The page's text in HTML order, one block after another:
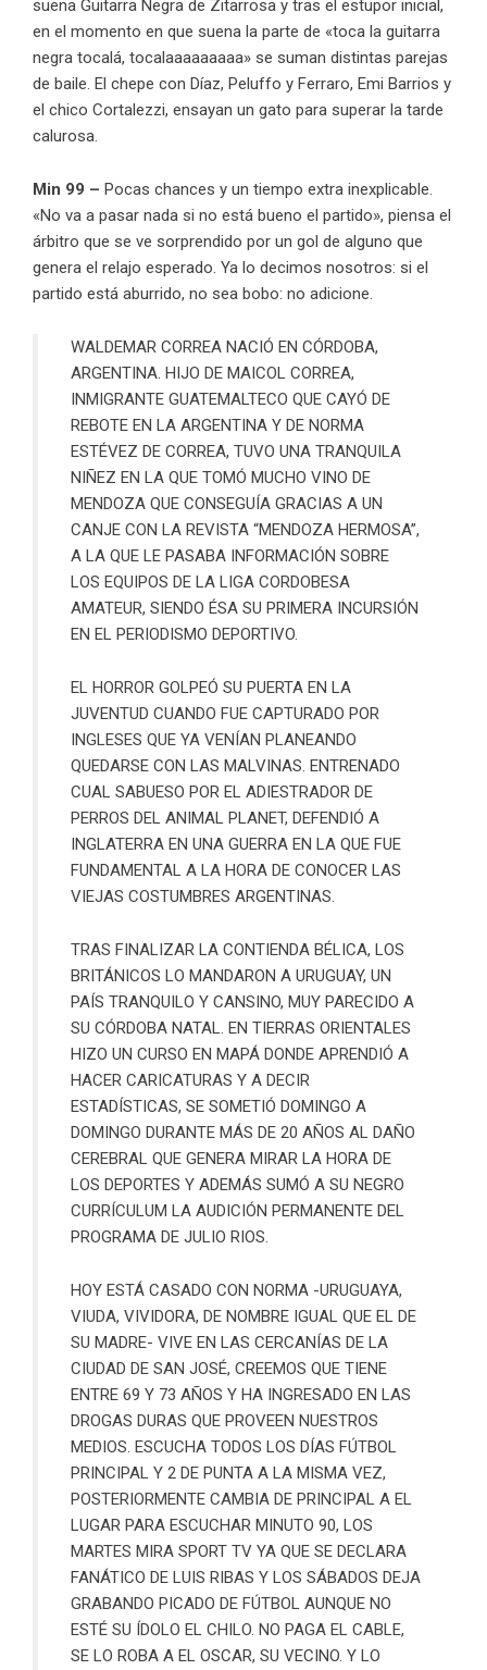
suena Guitarra Negra de Zitarrosa y tras el estupor inicial,
en el momento en que suena la parte de «toca la guitarra
negra tocalá, tocalaaaaaaaaa» se suman distintas parejas
de baile. El chepe con Díaz, Peluffo y Ferraro, Emi Barrios y
el chico Cortalezzi, ensayan un gato para superar la tarde
calurosa.
Min 99 – Pocas chances y un tiempo extra inexplicable.
«No va a pasar nada si no está bueno el partido», piensa el
árbitro que se ve sorprendido por un gol de alguno que
genera el relajo esperado. Ya lo decimos nosotros: si el
partido está aburrido, no sea bobo: no adicione.
WALDEMAR CORREA NACIÓ EN CÓRDOBA,
ARGENTINA. HIJO DE MAICOL CORREA,
INMIGRANTE GUATEMALTECO QUE CAYÓ DE
REBOTE EN LA ARGENTINA Y DE NORMA
ESTÉVEZ DE CORREA, TUVO UNA TRANQUILA
NIÑEZ EN LA QUE TOMÓ MUCHO VINO DE
MENDOZA QUE CONSEGUÍA GRACIAS A UN
CANJE CON LA REVISTA “MENDOZA HERMOSA”,
A LA QUE LE PASABA INFORMACIÓN SOBRE
LOS EQUIPOS DE LA LIGA CORDOBESA
AMATEUR, SIENDO ÉSA SU PRIMERA INCURSIÓN
EN EL PERIODISMO DEPORTIVO.
EL HORROR GOLPEÓ SU PUERTA EN LA
JUVENTUD CUANDO FUE CAPTURADO POR
INGLESES QUE YA VENÍAN PLANEANDO
QUEDARSE CON LAS MALVINAS. ENTRENADO
CUAL SABUESO POR EL ADIESTRADOR DE
PERROS DEL ANIMAL PLANET, DEFENDIÓ A
INGLATERRA EN UNA GUERRA EN LA QUE FUE
FUNDAMENTAL A LA HORA DE CONOCER LAS
VIEJAS COSTUMBRES ARGENTINAS.
TRAS FINALIZAR LA CONTIENDA BÉLICA, LOS
BRITÁNICOS LO MANDARON A URUGUAY, UN
PAÍS TRANQUILO Y CANSINO, MUY PARECIDO A
SU CÓRDOBA NATAL. EN TIERRAS ORIENTALES
HIZO UN CURSO EN MAPÁ DONDE APRENDIÓ A
HACER CARICATURAS Y A DECIR
ESTADÍSTICAS, SE SOMETIÓ DOMINGO A
DOMINGO DURANTE MÁS DE 20 AÑOS AL DAÑO
CEREBRAL QUE GENERA MIRAR LA HORA DE
LOS DEPORTES Y ADEMÁS SUMÓ A SU NEGRO
CURRÍCULUM LA AUDICIÓN PERMANENTE DEL
PROGRAMA DE JULIO RIOS.
HOY ESTÁ CASADO CON NORMA -URUGUAYA,
VIUDA, VIVIDORA, DE NOMBRE IGUAL QUE EL DE
SU MADRE- VIVE EN LAS CERCANÍAS DE LA
CIUDAD DE SAN JOSÉ, CREEMOS QUE TIENE
ENTRE 69 Y 73 AÑOS Y HA INGRESADO EN LAS
DROGAS DURAS QUE PROVEEN NUESTROS
MEDIOS. ESCUCHA TODOS LOS DÍAS FÚTBOL
PRINCIPAL Y 2 DE PUNTA A LA MISMA VEZ,
POSTERIORMENTE CAMBIA DE PRINCIPAL A EL
LUGAR PARA ESCUCHAR MINUTO 90, LOS
MARTES MIRA SPORT TV YA QUE SE DECLARA
FANÁTICO DE LUIS RIBAS Y LOS SÁBADOS DEJA
GRABANDO PICADO DE FÚTBOL AUNQUE NO
ESTÉ SU ÍDOLO EL CHILO. NO PAGA EL CABLE,
SE LO ROBA A EL OSCAR, SU VECINO. Y LO